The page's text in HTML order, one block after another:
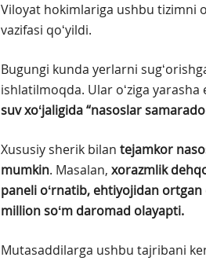
Viloyat hokimlariga ushbu tizimni
vazifasi qoʻyildi.
Bugungi kunda yerlarni
ishlatilmoqda. Ular oʻziga
suv xoʻjaligida “nasoslar
Xususiy sherik bilan tejamkor
mumkin. Masalan, xorazmlik
paneli oʻrnatib, ehtiyojidan
million soʻm daromad olayapti.
Mutasaddilarga ushbu tajribani